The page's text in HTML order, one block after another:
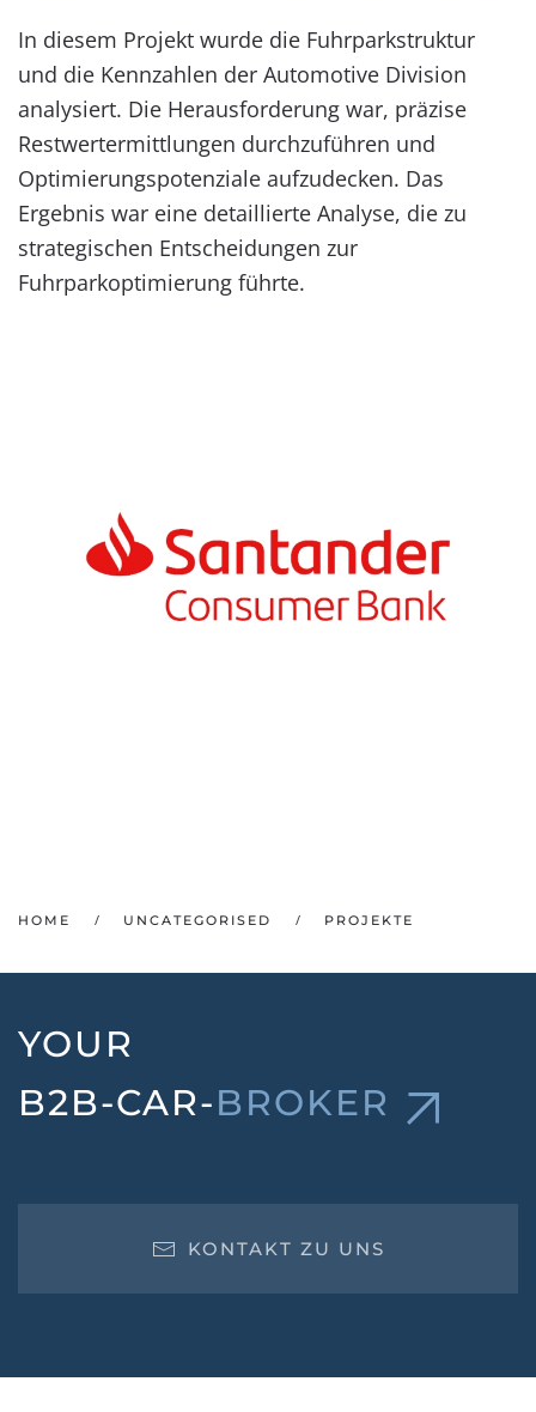
In diesem Projekt wurde die Fuhrparkstruktur
und die Kennzahlen der Automotive Division
analysiert. Die Herausforderung war, präzise
Restwertermittlungen durchzuführen und
Optimierungspotenziale aufzudecken. Das
Ergebnis war eine detaillierte Analyse, die zu
strategischen Entscheidungen zur
Fuhrparkoptimierung führte.
HOME UNCATEGORISED PROJEKTE
YOUR
B2B-CAR-BROKER
KONTAKT ZU UNS